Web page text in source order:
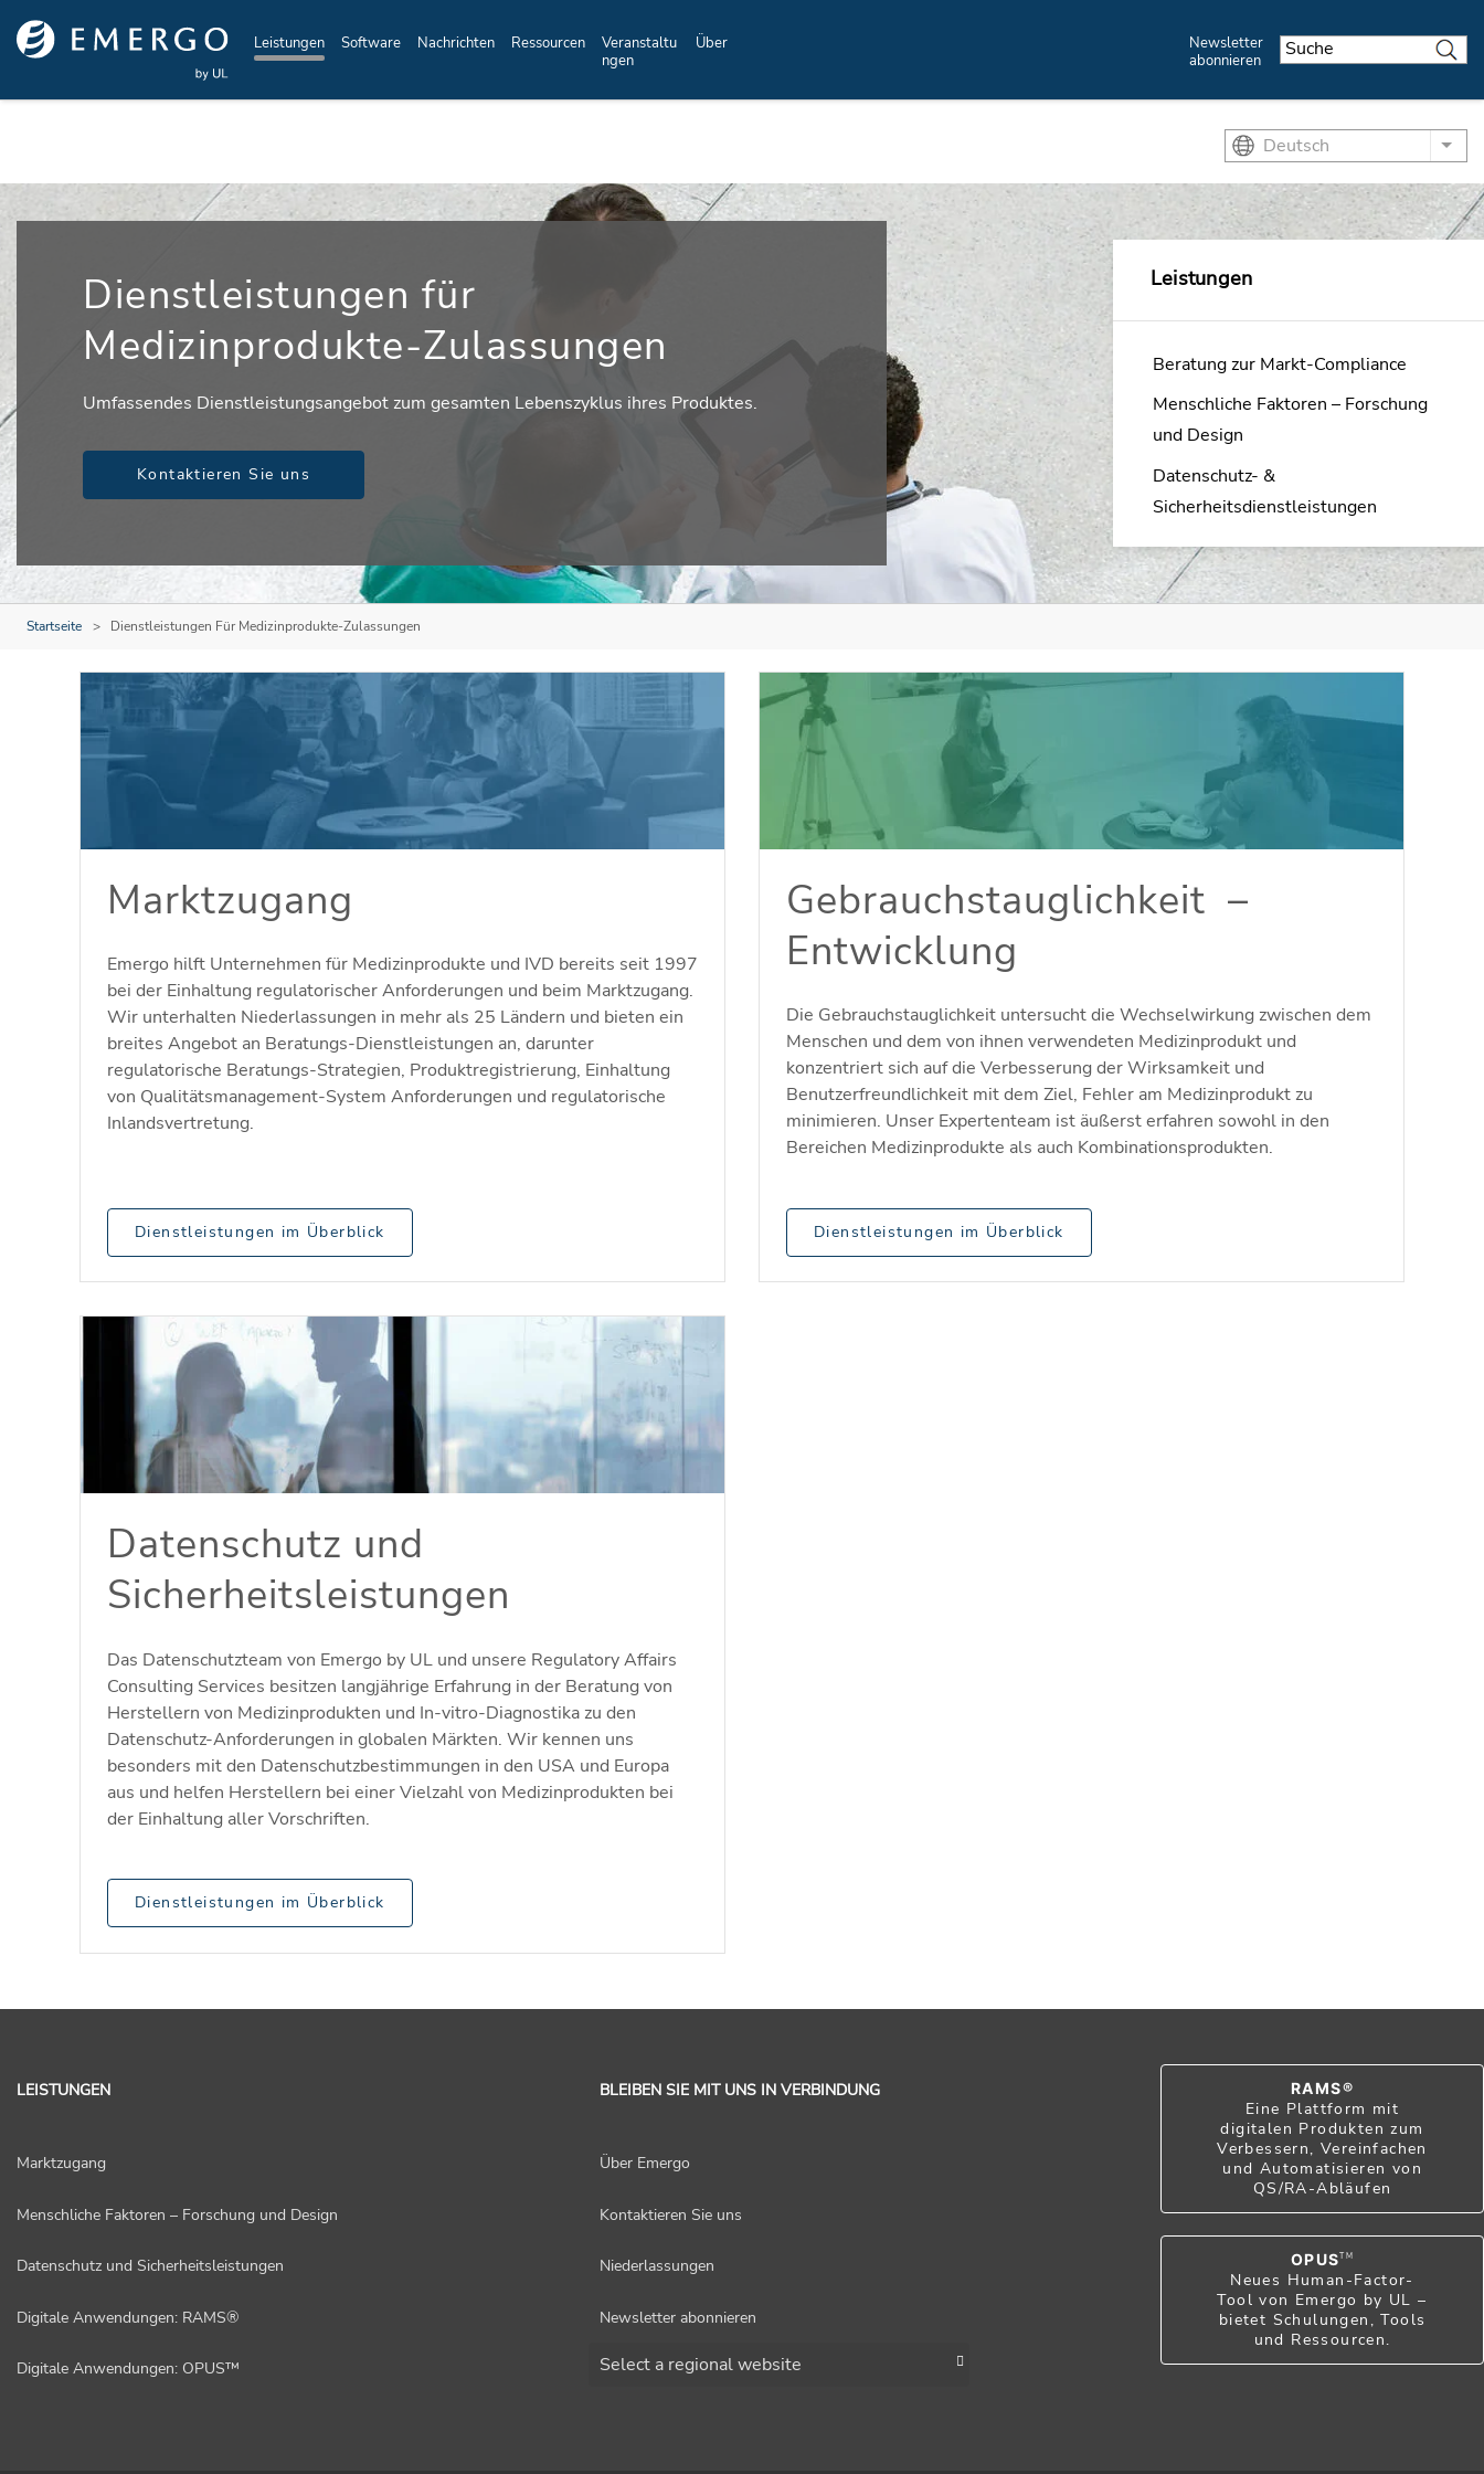
Skip to main content
Leistungen Software Nachrichten Ressourcen
Veranstaltu
ngen
Über
Newsletter
abonnieren
Deutsch List
Leistungen
Beratung zur Markt-Compliance
Menschliche Faktoren – Forschung
und Design
Datenschutz- &
Sicherheitsdienstleistungen
Dienstleistungen für
Medizinprodukte-Zulassungen
Umfassendes Dienstleistungsangebot zum gesamten Lebenszyklus ihres Produktes.
Kontaktieren Sie uns
Startseite Dienstleistungen Für Medizinprodukte-Zulassungen
Marktzugang
Emergo hilft Unternehmen für Medizinprodukte und IVD bereits seit 1997
bei der Einhaltung regulatorischer Anforderungen und beim Marktzugang.
Wir unterhalten Niederlassungen in mehr als 25 Ländern und bieten ein
breites Angebot an Beratungs-Dienstleistungen an, darunter
regulatorische Beratungs-Strategien, Produktregistrierung, Einhaltung
von Qualitätsmanagement-System Anforderungen und regulatorische
Inlandsvertretung.
Dienstleistungen im Überblick
Gebrauchstauglichkeit –
Entwicklung
Die Gebrauchstauglichkeit untersucht die Wechselwirkung zwischen dem
Menschen und dem von ihnen verwendeten Medizinprodukt und
konzentriert sich auf die Verbesserung der Wirksamkeit und
Benutzerfreundlichkeit mit dem Ziel, Fehler am Medizinprodukt zu
minimieren. Unser Expertenteam ist äußerst erfahren sowohl in den
Bereichen Medizinprodukte als auch Kombinationsprodukten.
Dienstleistungen im Überblick
Datenschutz und
Sicherheitsleistungen
Das Datenschutzteam von Emergo by UL und unsere Regulatory Affairs
Consulting Services besitzen langjährige Erfahrung in der Beratung von
Herstellern von Medizinprodukten und In-vitro-Diagnostika zu den
Datenschutz-Anforderungen in globalen Märkten. Wir kennen uns
besonders mit den Datenschutzbestimmungen in den USA und Europa
aus und helfen Herstellern bei einer Vielzahl von Medizinprodukten bei
der Einhaltung aller Vorschriften.
Dienstleistungen im Überblick
LEISTUNGEN
Marktzugang
Menschliche Faktoren – Forschung und Design
Datenschutz und Sicherheitsleistungen
Digitale Anwendungen: RAMS®
Digitale Anwendungen: OPUS™
BLEIBEN SIE MIT UNS IN VERBINDUNG
Über Emergo
Kontaktieren Sie uns
Niederlassungen
Newsletter abonnieren
RAMS®
Eine Plattform mit
digitalen Produkten zum
Verbessern, Vereinfachen
und Automatisieren von
QS/RA-Abläufen
OPUSTM
Neues Human-Factor-
Tool von Emergo by UL –
bietet Schulungen, Tools
und Ressourcen.